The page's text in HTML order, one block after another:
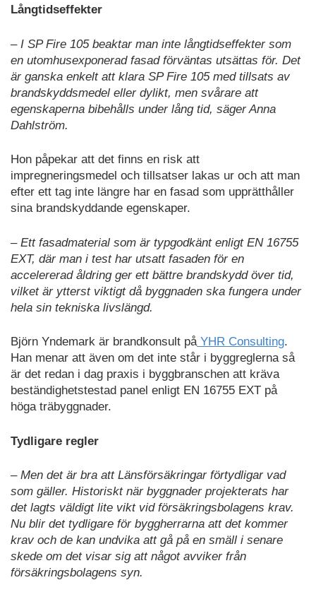
Långtidseffekter
– I SP Fire 105 beaktar man inte långtidseffekter som
en utomhusexponerad fasad förväntas utsättas för. Det
är ganska enkelt att klara SP Fire 105 med tillsats av
brandskyddsmedel eller dylikt, men svårare att
egenskaperna bibehålls under lång tid, säger Anna
Dahlström.
Hon påpekar att det finns en risk att
impregneringsmedel och tillsatser lakas ur och att man
efter ett tag inte längre har en fasad som upprätthåller
sina brandskyddande egenskaper.
– Ett fasadmaterial som är typgodkänt enligt EN 16755
EXT, där man i test har utsatt fasaden för en
accelererad åldring ger ett bättre brandskydd över tid,
vilket är ytterst viktigt då byggnaden ska fungera under
hela sin tekniska livslängd.
Björn Yndemark är brandkonsult påYHR Consulting.
Han menar att även om det inte står i byggreglerna så
är det redan i dag praxis i byggbranschen att kräva
beständighetstestad panel enligt EN 16755 EXT på
höga träbyggnader.
Tydligare regler
– Men det är bra att Länsförsäkringar förtydligar vad
som gäller. Historiskt när byggnader projekterats har
det lagts väldigt lite vikt vid försäkringsbolagens krav.
Nu blir det tydligare för byggherrarna att det kommer
krav och de kan undvika att gå på en smäll i senare
skede om det visar sig att något avviker från
försäkringsbolagens syn.